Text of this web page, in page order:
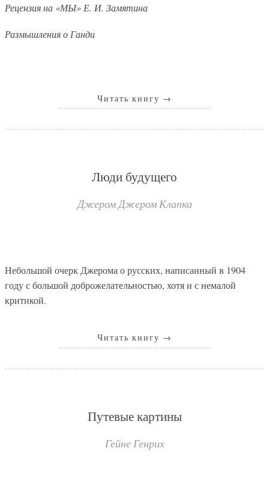
Рецензия на «МЫ» Е. И. Замятина
Размышления о Ганди
Читать книгу →
Люди будущего
Джером Джером Клапка
Небольшой очерк Джерома о русских, написанный в 1904
году с большой доброжелательностью, хотя и с немалой
критикой.
Читать книгу →
Путевые картины
Гейне Генрих